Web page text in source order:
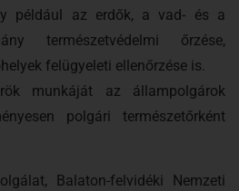
például az erdők, a vad- és a
természetvédelmi őrzése,
felügyeleti ellenőrzése is.
munkáját az állampolgárok
polgári természetőrként
Balaton-felvidéki Nemzeti